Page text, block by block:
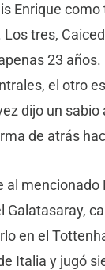
Enrique
tres,
23 años.
el otro
dijo un
de atrás
al mencionado
Galatasaray,
en el
Italia y jugó